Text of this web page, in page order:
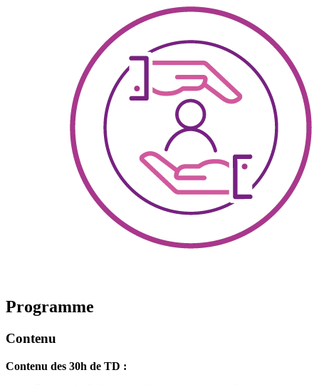
Programme
Contenu
Contenu des 30h de TD :